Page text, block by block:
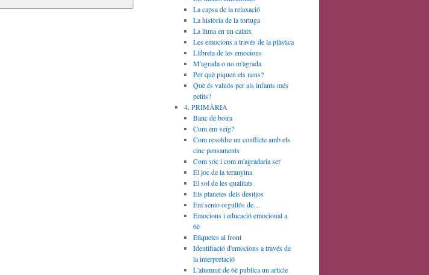
La capsa de la relaxació
La història de la tortuga
La lluna en un calaix
Les emocions a través de la plàstica
Llibreta de les emocions
M'agrada o no m'agrada
Per què piquen els nens?
Què és valuós per als infants més
petits?
4. PRIMÀRIA
Banc de boira
Com em veig?
Com resoldre un conflicte amb els
cinc pensaments
Com sóc i com m'agradaria ser
El joc de la teranyina
El sol de les qualitats
Els planetes dels desitjos
Em sento orgullós de…
Emocions i educació emocional a
6è
Etiquetes al front
Identifiació d'emocions a través de
la interpretació
L'alumnat de 6è publica un article